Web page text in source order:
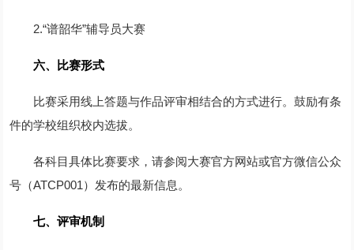
2.“谱韶华”辅导员大赛
六、比赛形式
比赛采用线上答题与作品评审相结合的方式进行。鼓励有条
件的学校组织校内选拔。
各科目具体比赛要求，请参阅大赛官方网站或官方微信公众
号（ATCP001）发布的最新信息。
七、评审机制